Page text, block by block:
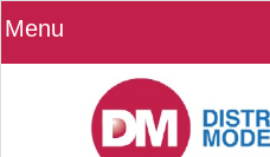
Menu